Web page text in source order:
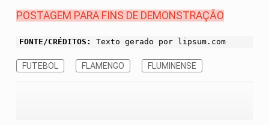
POSTAGEM PARA FINS DE DEMONSTRAÇÃO
FONTE/CRÉDITOS: Texto gerado por lipsum.com
FUTEBOL FLAMENGO FLUMINENSE